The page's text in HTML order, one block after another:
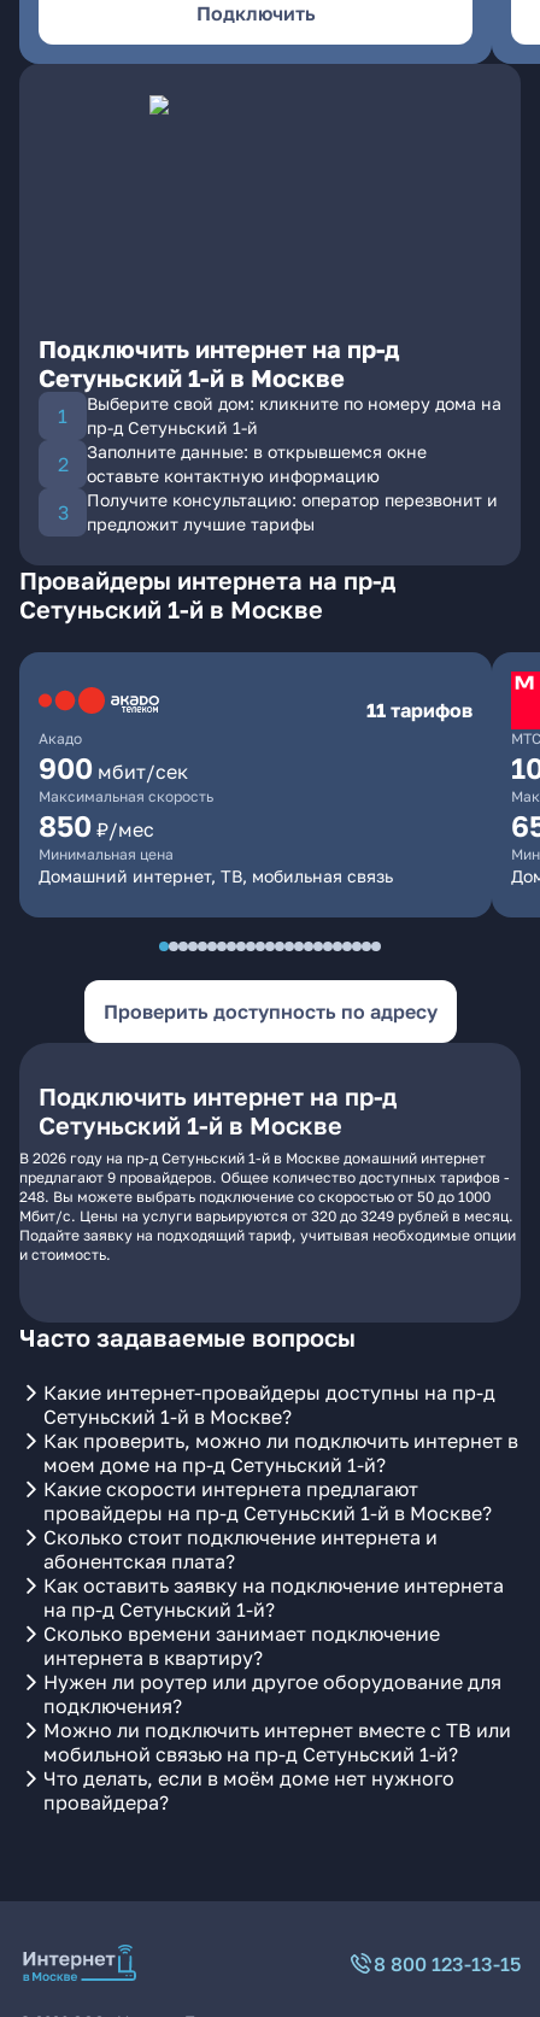
Подключить
Подключить интернет на пр-д
Сетуньский 1-й в Москве
Выберите свой дом: кликните по номеру дома на
пр-д Сетуньский 1-й
Заполните данные: в открывшемся окне
оставьте контактную информацию
Получите консультацию: оператор перезвонит и
предложит лучшие тарифы
Провайдеры интернета на пр-д
Сетуньский 1-й в Москве
Акадо
11 тарифов
900 мбит/сек
Максимальная скорость
850 ₽/мес
Минимальная цена
Домашний интернет, ТВ, мобильная связь
МТС
Проверить доступность по адресу
Подключить интернет на пр-д
Сетуньский 1-й в Москве
В 2026 году на пр-д Сетуньский 1-й в Москве домашний интернет
предлагают 9 провайдеров. Общее количество доступных тарифов -
248. Вы можете выбрать подключение со скоростью от 50 до 1000
Мбит/с. Цены на услуги варьируются от 320 до 3249 рублей в месяц.
Подайте заявку на подходящий тариф, учитывая необходимые опции
и стоимость.
Часто задаваемые вопросы
Какие интернет-провайдеры доступны на пр-д
Сетуньский 1-й в Москве?
Как проверить, можно ли подключить интернет в
моем доме на пр-д Сетуньский 1-й?
Какие скорости интернета предлагают
провайдеры на пр-д Сетуньский 1-й в Москве?
Сколько стоит подключение интернета и
абонентская плата?
Как оставить заявку на подключение интернета
на пр-д Сетуньский 1-й?
Сколько времени занимает подключение
интернета в квартиру?
Нужен ли роутер или другое оборудование для
подключения?
Можно ли подключить интернет вместе с ТВ или
мобильной связью на пр-д Сетуньский 1-й?
Что делать, если в моём доме нет нужного
провайдера?
8 800 123-13-15